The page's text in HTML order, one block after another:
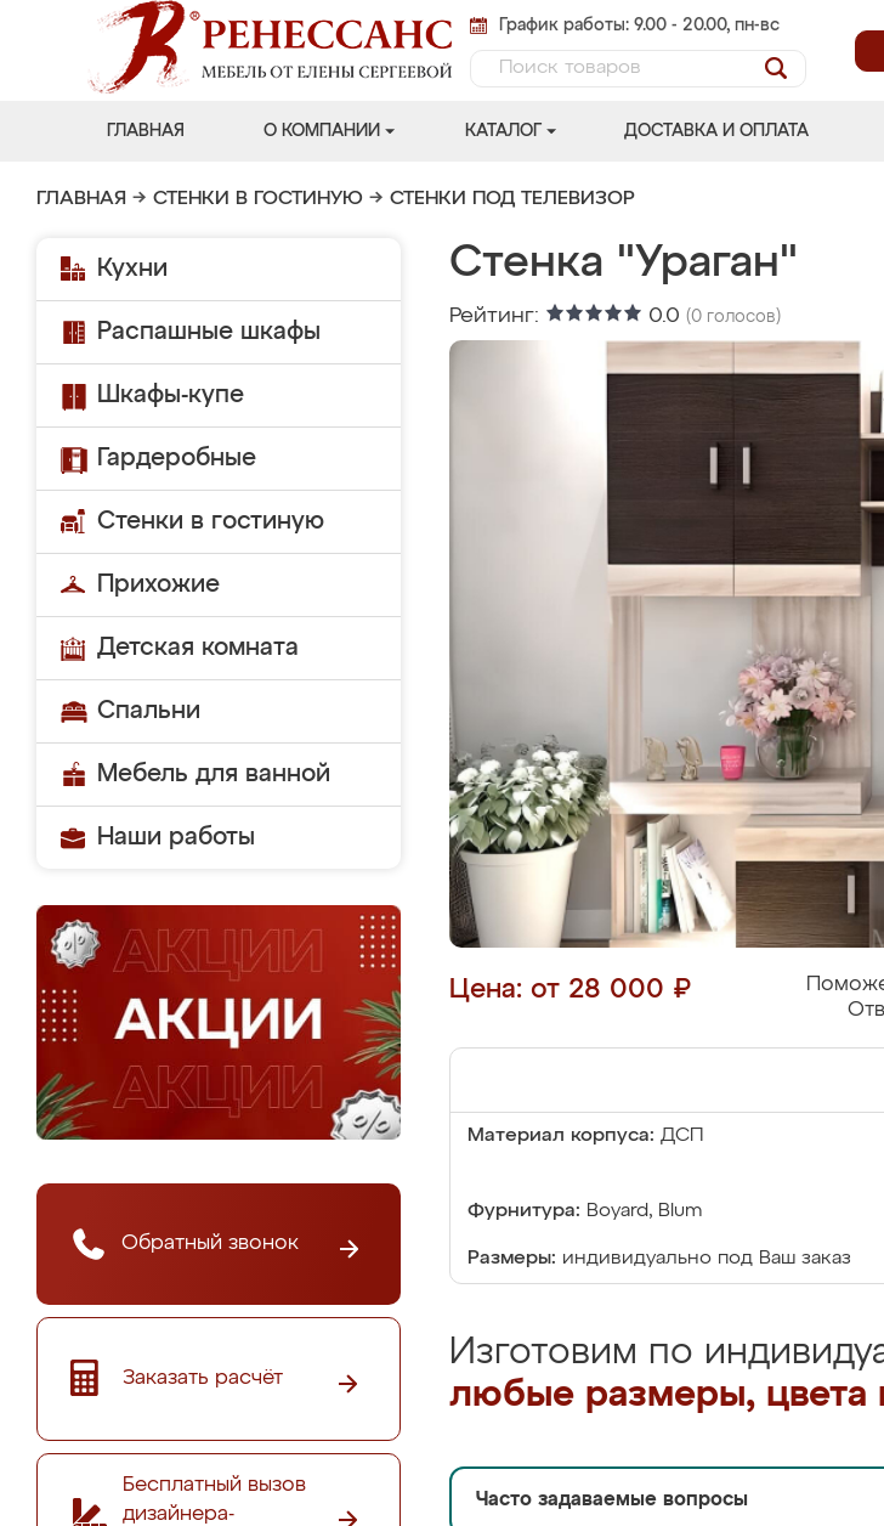
График работы: 9.00 - 20.00, пн-вс
ГЛАВНАЯ О КОМПАНИИ КАТАЛОГ ДОСТАВКА И ОПЛАТА
ГЛАВНАЯ → СТЕНКИ В ГОСТИНУЮ → СТЕНКИ ПОД ТЕЛЕВИЗОР
Кухни
Распашные шкафы
Шкафы-купе
Гардеробные
Стенки в гостиную
Прихожие
Детская комната
Спальни
Мебель для ванной
Наши работы
Обратный звонок
Заказать расчёт
Бесплатный вызов
дизайнера-
Стенка "Ураган"
Рейтинг: 0.0 (0 голосов)
Цена: от 28 000 ₽
Материал корпуса: ДСП
Фурнитура: Boyard, Blum
Размеры: индивидуально под Ваш заказ
Изготовим по
любые размеры, цвета
Часто задаваемые вопросы